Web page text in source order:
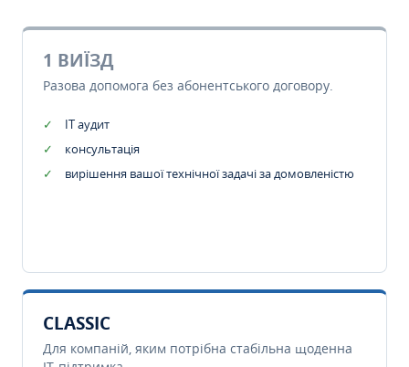
1 ВИЇЗД
Разова допомога без абонентського договору.
IT аудит
консультація
вирішення вашої технічної задачі за домовленістю
CLASSIC
Для компаній, яким потрібна стабільна щоденна